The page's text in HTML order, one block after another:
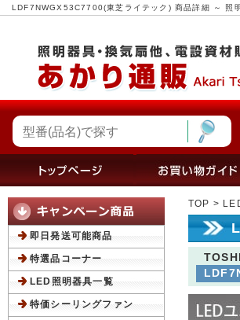
LDF7NWGX53C7700(東芝ライテック) 商品詳細 ～ 照
TOP >
即日発送可能商品
特選品コーナー
LED照明器具一覧
特価シーリングファン